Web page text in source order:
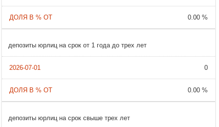
0.00 %
депозиты юрлиц на срок от 1 года до трех лет
0
0.00 %
депозиты юрлиц на срок свыше трех лет